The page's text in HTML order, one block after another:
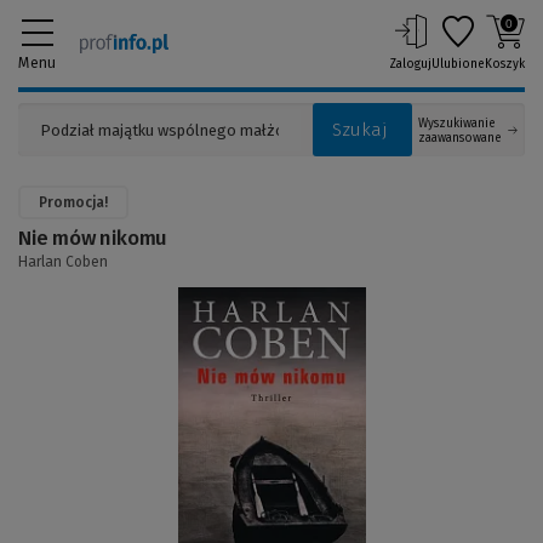
Menu
Szukaj
Wyszukiwanie
zaawansowane
ZalogujUlubione
0
Koszyk
Promocja!
Nie mów nikomu
Harlan Coben